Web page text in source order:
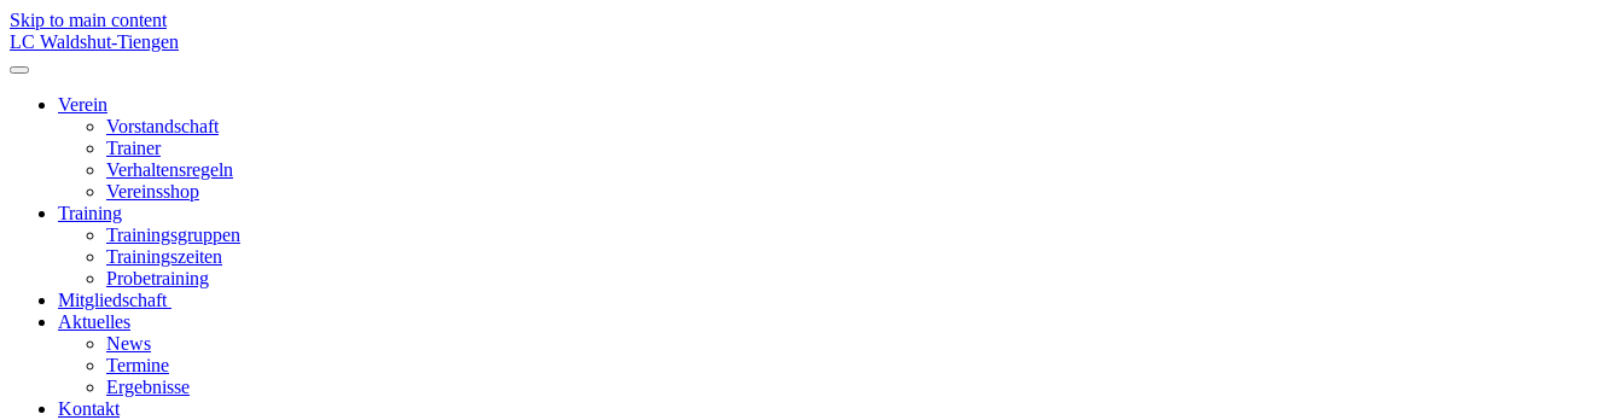
Skip to main content
LC Waldshut-Tiengen
Verein
Vorstandschaft
Trainer
Verhaltensregeln
Vereinsshop
Training
Trainingsgruppen
Trainingszeiten
Probetraining
Mitgliedschaft
Aktuelles
News
Termine
Ergebnisse
Kontakt